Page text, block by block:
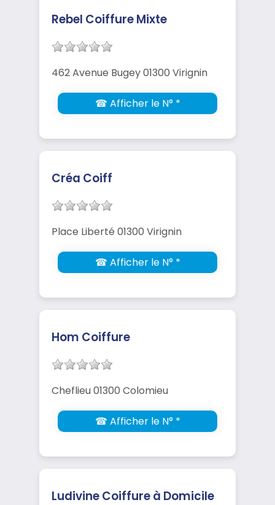
Rebel Coiffure Mixte
462 Avenue Bugey 01300 Virignin
☎ Afficher le N° *
Créa Coiff
Place Liberté 01300 Virignin
☎ Afficher le N° *
Hom Coiffure
Cheflieu 01300 Colomieu
☎ Afficher le N° *
Ludivine Coiffure à Domicile